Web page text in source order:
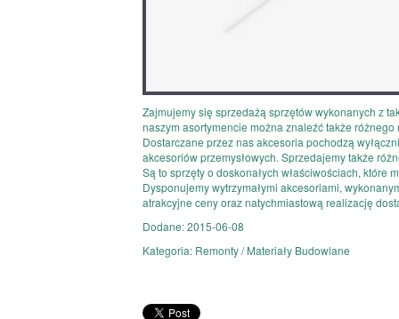
Zajmujemy się sprzedażą sprzętów wykonanych z
naszym asortymencie można znaleźć także
Dostarczane przez nas akcesoria pochodzą
akcesoriów przemysłowych. Sprzedajemy także
Są to sprzęty o doskonałych właściwościach,
Dysponujemy wytrzymałymi akcesoriami,
atrakcyjne ceny oraz natychmiastową realizację
Dodane: 2015-06-08
Kategoria: Remonty / Materiały Budowlane